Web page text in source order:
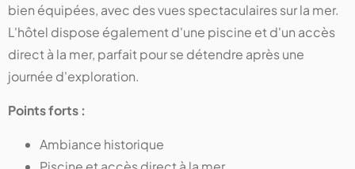
bien équipées, avec des vues spectaculaires sur la mer.
L'hôtel dispose également d'une piscine et d'un accès
direct à la mer, parfait pour se détendre après une
journée d'exploration.
Points forts :
Ambiance historique